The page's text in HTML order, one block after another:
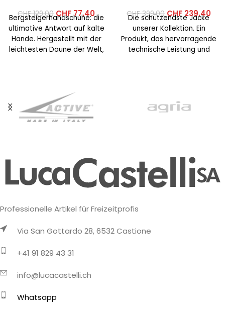
CHF129.00 CHF77.40
Bergsteigerhandschuhe: die
ultimative Antwort auf kalte
Hände. Hergestellt mit der
leichtesten Daune der Welt,
CHF399.00 CHF239.40
Die schützendste Jacke
unserer Kollektion. Ein
Produkt, das hervorragende
technische Leistung und
Professionelle Artikel für Freizeitprofis
Via San Gottardo 28, 6532 Castione
+41 91 829 43 31
info@lucacastelli.ch
Whatsapp